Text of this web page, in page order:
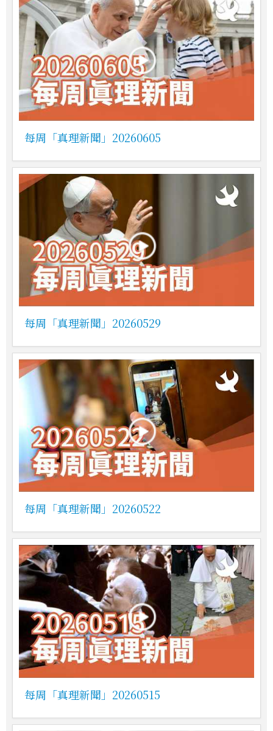
每周「真理新聞」20260605
每周「真理新聞」20260529
每周「真理新聞」20260522
每周「真理新聞」20260515